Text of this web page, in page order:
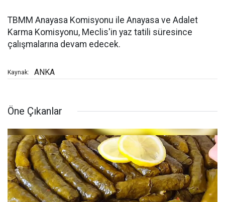
TBMM Anayasa Komisyonu ile Anayasa ve Adalet
Karma Komisyonu, Meclis'in yaz tatili süresince
çalışmalarına devam edecek.
Kaynak: ANKA
Öne Çıkanlar